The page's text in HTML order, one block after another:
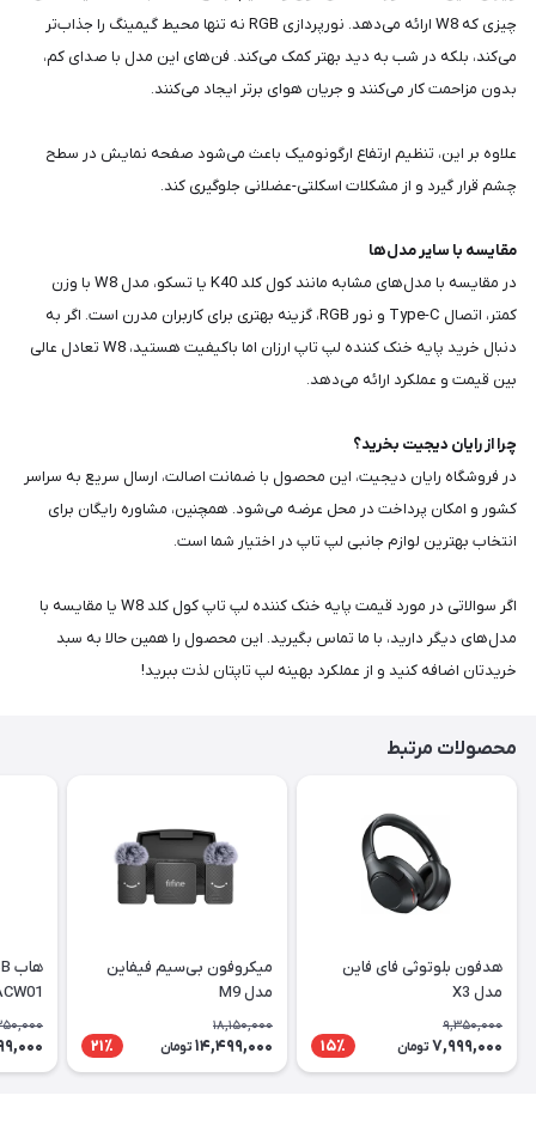
چیزی که W8 ارائه می‌دهد. نورپردازی RGB نه تنها محیط گیمینگ را جذاب‌تر
می‌کند، بلکه در شب به دید بهتر کمک می‌کند. فن‌های این مدل با صدای کم،
بدون مزاحمت کار می‌کنند و جریان هوای برتر ایجاد می‌کنند.
علاوه بر این، تنظیم ارتفاع ارگونومیک باعث می‌شود صفحه نمایش در سطح
چشم قرار گیرد و از مشکلات اسکلتی-عضلانی جلوگیری کند.
مقایسه با سایر مدل‌ها
در مقایسه با مدل‌های مشابه مانند کول کلد K40 یا تسکو، مدل W8 با وزن
کمتر، اتصال Type-C و نور RGB، گزینه بهتری برای کاربران مدرن است. اگر به
دنبال خرید پایه خنک کننده لپ تاپ ارزان اما باکیفیت هستید، W8 تعادل عالی
بین قیمت و عملکرد ارائه می‌دهد.
چرا از رایان دیجیت بخرید؟
در فروشگاه رایان دیجیت، این محصول با ضمانت اصالت، ارسال سریع به سراسر
کشور و امکان پرداخت در محل عرضه می‌شود. همچنین، مشاوره رایگان برای
انتخاب بهترین لوازم جانبی لپ تاپ در اختیار شما است.
اگر سوالاتی در مورد قیمت پایه خنک کننده لپ تاپ کول کلد W8 یا مقایسه با
مدل‌های دیگر دارید، با ما تماس بگیرید. این محصول را همین حالا به سبد
خریدتان اضافه کنید و از عملکرد بهینه لپ تاپتان لذت ببرید!
محصولات مرتبط
هدفون بلوتوثی فای فاین
مدل X3
9,350,000
7,999,000 تومان 15٪
میکروفون بی‌سیم فیفاین
مدل M9
18,150,000
14,499,000 تومان 21٪